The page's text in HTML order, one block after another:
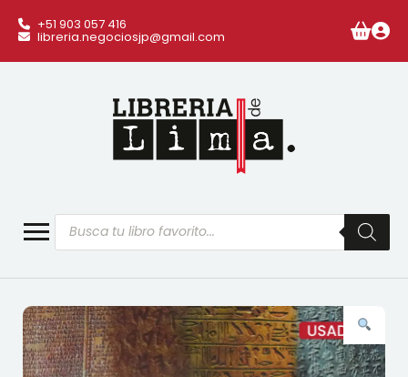
+51 903 057 416
libreria.negociosjp@gmail.com
Búsqueda
de
productos